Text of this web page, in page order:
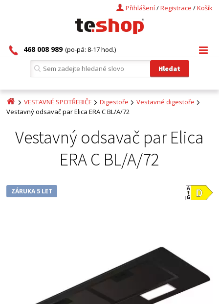
Košík
/
Registrace
/
Přihlášení
468 008 989 (po-pá: 8-17 hod.)
VESTAVNÉ SPOTŘEBIČE Digestoře
Vestavné digestoře
Vestavný odsavač par Elica ERA C BL/A/72
Vestavný odsavač par Elica
ERA C BL/A/72
ZÁRUKA 5 LET